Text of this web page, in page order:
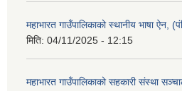
महाभारत गाउँपालिकाको स्थानीय भाषा ऐन,
मिति: 04/11/2025 - 12:15
महाभारत गाउँपालिकाको सहकारी संस्था